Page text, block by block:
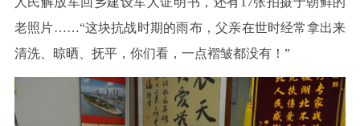
老照片……“这块抗战时期的雨布，父亲在世时经常拿出来
清洗、晾晒、抚平，你们看，一点褶皱都没有！”